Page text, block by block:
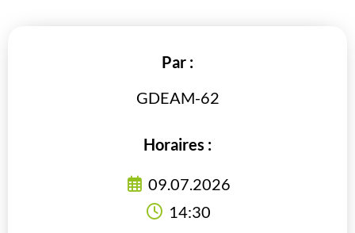
Par :
GDEAM-62
Horaires :
09.07.2026
14:30